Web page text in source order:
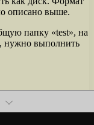
описано выше.
папку «test», на
нужно выполнить